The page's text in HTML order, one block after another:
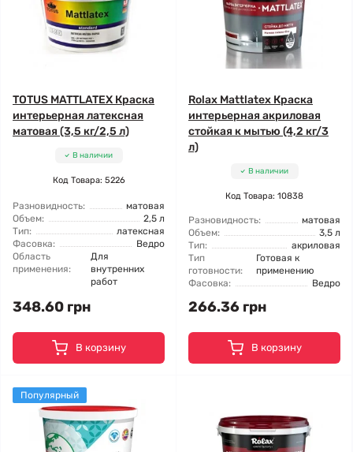
TOTUS MATTLATEX Краска
интерьерная латексная
матовая (3,5 кг/2,5 л)
В наличии
Код Товара: 5226
Разновидность:
матовая
Объем:
2,5 л
Тип:
латексная
Фасовка:
Ведро
Область
применения:
Для
внутренних
работ
348.60 грн
В корзину
Rolax Mattlatex Краска
интерьерная акриловая
стойкая к мытью (4,2 кг/3
л)
В наличии
Код Товара: 10838
Разновидность:
матовая
Объем:
3,5 л
Тип:
акриловая
Тип
готовности:
Готовая к
применению
Фасовка:
Ведро
266.36 грн
В корзину
Популярный